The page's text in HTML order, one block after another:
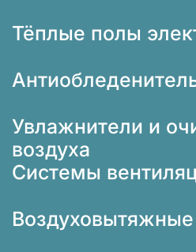
Тёплые полы
Увлажнители и
воздуха
Системы
Воздуховытяжные